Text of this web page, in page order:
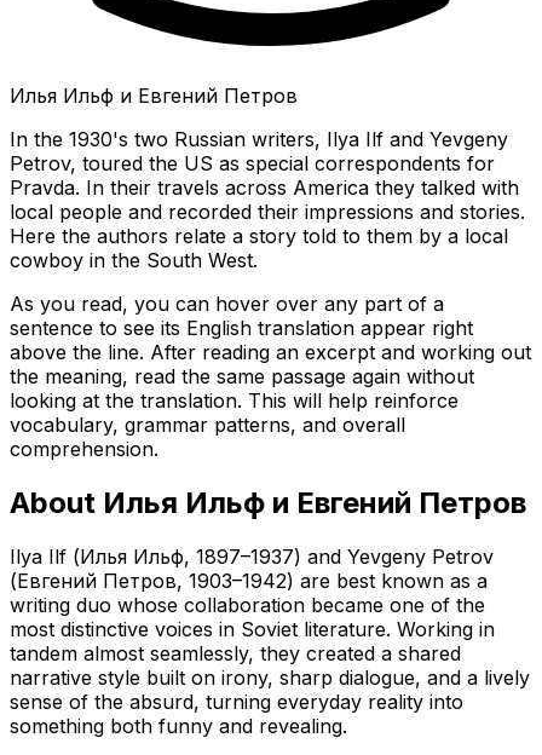
Илья Ильф и Евгений Петров
In the 1930's two Russian writers, Ilya Ilf and Yevgeny
Petrov, toured the US as special correspondents for
Pravda. In their travels across America they talked with
local people and recorded their impressions and stories.
Here the authors relate a story told to them by a local
cowboy in the South West.
As you read, you can hover over any part of a
sentence to see its English translation appear right
above the line. After reading an excerpt and working out
the meaning, read the same passage again without
looking at the translation. This will help reinforce
vocabulary, grammar patterns, and overall
comprehension.
About Илья Ильф и Евгений Петров
Ilya Ilf (Илья Ильф, 1897–1937) and Yevgeny Petrov
(Евгений Петров, 1903–1942) are best known as a
writing duo whose collaboration became one of the
most distinctive voices in Soviet literature. Working in
tandem almost seamlessly, they created a shared
narrative style built on irony, sharp dialogue, and a lively
sense of the absurd, turning everyday reality into
something both funny and revealing.